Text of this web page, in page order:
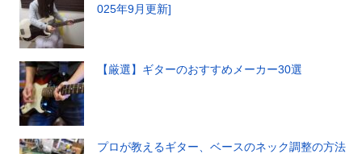
025年9月更新]
【厳選】ギターのおすすめメーカー30選
プロが教えるギター、ベースのネック調整の方法